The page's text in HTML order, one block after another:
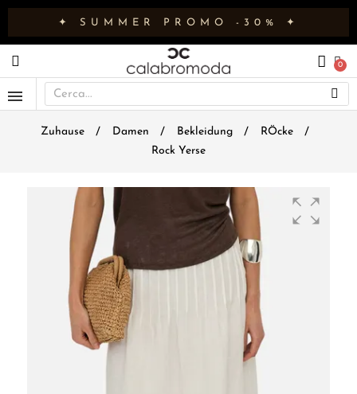
✦ SUMMER PROMO -30% ✦
Zuhause Damen Bekleidung
RÖcke
Rock Yerse